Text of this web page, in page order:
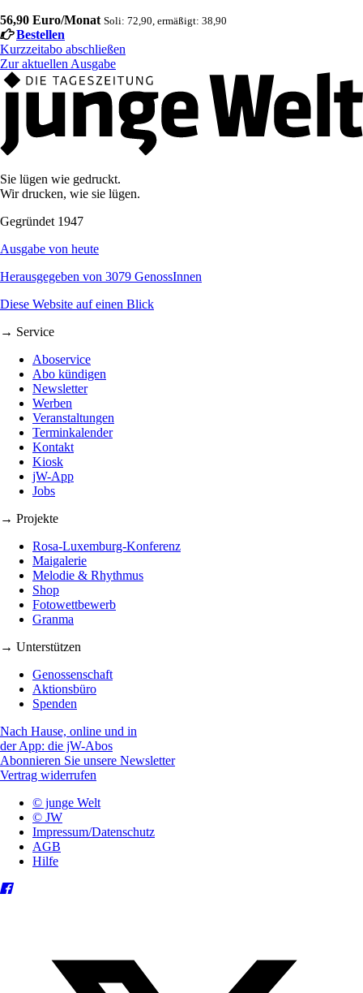
56,90 Euro/Monat Soli: 72,90, ermäßigt: 38,90
Bestellen
Kurzzeitabo abschließen
Zur aktuellen Ausgabe
Sie lügen wie gedruckt.
Wir drucken, wie sie lügen.
Gegründet 1947
Ausgabe von heute
Herausgegeben von 3079 GenossInnen
Diese Website auf einen Blick
→ Service
Aboservice
Abo kündigen
Newsletter
Werben
Veranstaltungen
Terminkalender
Kontakt
Kiosk
jW-App
Jobs
→ Projekte
Rosa-Luxemburg-Konferenz
Maigalerie
Melodie & Rhythmus
Shop
Fotowettbewerb
Granma
→ Unterstützen
Genossenschaft
Aktionsbüro
Spenden
Nach Hause, online und in
der App: die jW-Abos
Abonnieren Sie unsere Newsletter
Vertrag widerrufen
© junge Welt
© JW
Impressum/Datenschutz
AGB
Hilfe